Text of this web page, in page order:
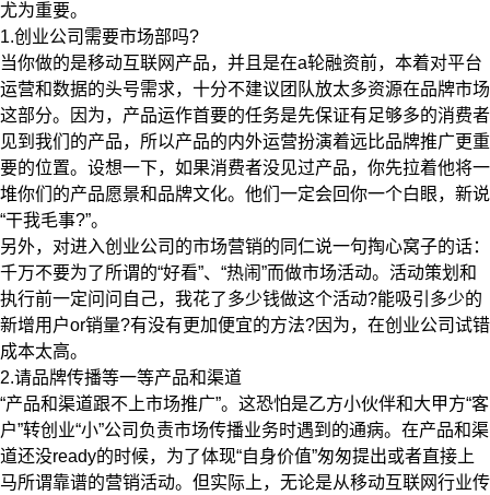
尤为重要。
1.创业公司需要市场部吗?
当你做的是移动互联网产品，并且是在a轮融资前，本着对平台
运营和数据的头号需求，十分不建议团队放太多资源在品牌市场
这部分。因为，产品运作首要的任务是先保证有足够多的消费者
见到我们的产品，所以产品的内外运营扮演着远比品牌推广更重
要的位置。设想一下，如果消费者没见过产品，你先拉着他将一
堆你们的产品愿景和品牌文化。他们一定会回你一个白眼，新说
“干我毛事?”。
另外，对进入创业公司的市场营销的同仁说一句掏心窝子的话：
千万不要为了所谓的“好看”、“热闹”而做市场活动。活动策划和
执行前一定问问自己，我花了多少钱做这个活动?能吸引多少的
新增用户or销量?有没有更加便宜的方法?因为，在创业公司试错
成本太高。
2.请品牌传播等一等产品和渠道
“产品和渠道跟不上市场推广”。这恐怕是乙方小伙伴和大甲方“客
户”转创业“小”公司负责市场传播业务时遇到的通病。在产品和渠
道还没ready的时候，为了体现“自身价值”匆匆提出或者直接上
马所谓靠谱的营销活动。但实际上，无论是从移动互联网行业传